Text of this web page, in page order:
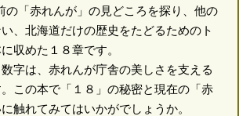
「赤れんが」の見どころを探り、他の
、北海道だけの歴史をたどるためのト
収めた１８章です。
字は、赤れんが庁舎の美しさを支える
この本で「１８」の秘密と現在の「赤
触れてみてはいかがでしょうか。